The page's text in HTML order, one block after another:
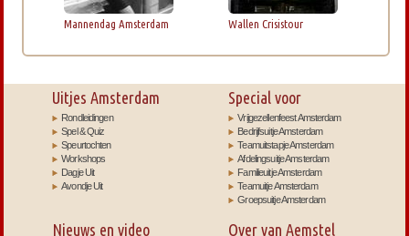
Mannendag Amsterdam Wallen Crisistour
Uitjes Amsterdam
Rondleidingen
Spel & Quiz
Speurtochten
Workshops
Dagje Uit
Avondje Uit
Special voor
Vrijgezellenfeest Amsterdam
Bedrijfsuitje Amsterdam
Teamuitstapje Amsterdam
Afdelingsuitje Amsterdam
Familieuitje Amsterdam
Teamuitje Amsterdam
Groepsuitje Amsterdam
Nieuws en video Over van Aemstel